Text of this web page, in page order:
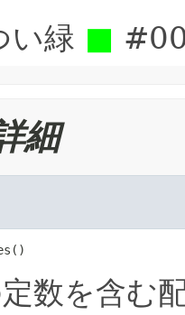
い緑 ■
細
数を含む